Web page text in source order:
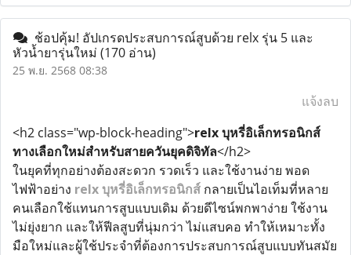
ช้อปคุ้ม! อัปเกรดประสบการณ์สูบด้วย relx รุ่น 5 และ
หัวน้ำยารุ่นใหม่ (170 อ่าน)
25 พ.ย. 2568 08:38
แจ้งลบ
<h2 class="wp-block-heading">relx บุหรี่อิเล็กทรอนิกส์
ทางเลือกใหม่สำหรับสายควันยุคดิจิทัล</h2>
ในยุคที่ทุกอย่างต้องสะดวก รวดเร็ว และใช้งานง่าย พอด
ไฟฟ้าอย่าง relx บุหรี่อิเล็กทรอนิกส์ กลายเป็นไอเท็มที่หลาย
คนเลือกใช้แทนการสูบแบบเดิม ด้วยดีไซน์พกพาง่าย ใช้งาน
ไม่ยุ่งยาก และให้ฟีลสูบที่นุ่มกว่า ไม่แสบคอ ทำให้เหมาะทั้ง
มือใหม่และผู้ใช้ประจำที่ต้องการประสบการณ์สูบแบบทันสมัย